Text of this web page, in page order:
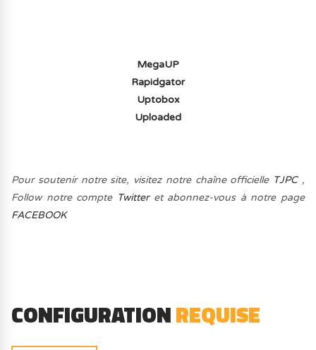
MegaUP
Rapidgator
Uptobox
Uploaded
Pour soutenir notre site, visitez notre chaîne officielle TJPC,
Follow notre compte Twitteret abonnez-vous à notre page
FACEBOOK
CONFIGURATIONREQUISE